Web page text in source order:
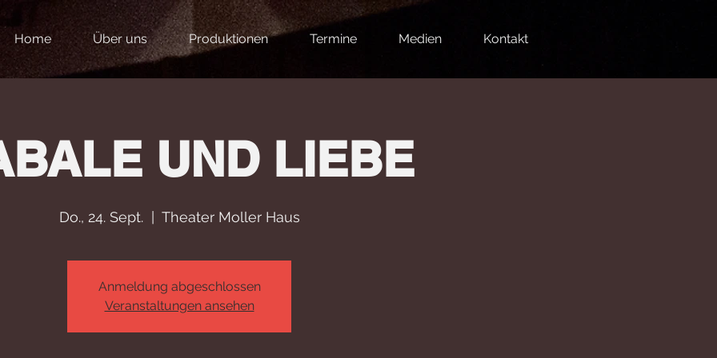
Home Über uns Produktionen Termine Medien Kontakt
UND LIEBE
Do., 24. Sept.
  |
Theater Moller Haus
Anmeldung abgeschlossen
Veranstaltungen ansehen